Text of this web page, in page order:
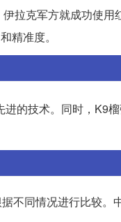
拉克军方就成功使用
精准度。
的技术。同时，K9
不同情况进行比较。